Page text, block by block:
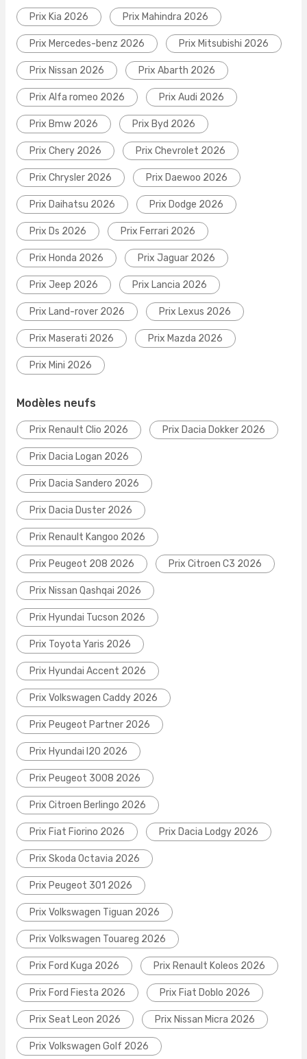
Prix Kia 2026 Prix Mahindra 2026
Prix Mercedes-benz 2026 Prix Mitsubishi 2026
Prix Nissan 2026 Prix Abarth 2026
Prix Alfa romeo 2026 Prix Audi 2026
Prix Bmw 2026 Prix Byd 2026
Prix Chery 2026 Prix Chevrolet 2026
Prix Chrysler 2026 Prix Daewoo 2026
Prix Daihatsu 2026 Prix Dodge 2026
Prix Ds 2026 Prix Ferrari 2026
Prix Honda 2026 Prix Jaguar 2026
Prix Jeep 2026 Prix Lancia 2026
Prix Land-rover 2026 Prix Lexus 2026
Prix Maserati 2026 Prix Mazda 2026
Prix Mini 2026
Modèles neufs
Prix Renault Clio 2026 Prix Dacia Dokker 2026
Prix Dacia Logan 2026
Prix Dacia Sandero 2026
Prix Dacia Duster 2026
Prix Renault Kangoo 2026
Prix Peugeot 208 2026 Prix Citroen C3 2026
Prix Nissan Qashqai 2026
Prix Hyundai Tucson 2026
Prix Toyota Yaris 2026
Prix Hyundai Accent 2026
Prix Volkswagen Caddy 2026
Prix Peugeot Partner 2026
Prix Hyundai I20 2026
Prix Peugeot 3008 2026
Prix Citroen Berlingo 2026
Prix Fiat Fiorino 2026 Prix Dacia Lodgy 2026
Prix Skoda Octavia 2026
Prix Peugeot 301 2026
Prix Volkswagen Tiguan 2026
Prix Volkswagen Touareg 2026
Prix Ford Kuga 2026 Prix Renault Koleos 2026
Prix Ford Fiesta 2026 Prix Fiat Doblo 2026
Prix Seat Leon 2026 Prix Nissan Micra 2026
Prix Volkswagen Golf 2026